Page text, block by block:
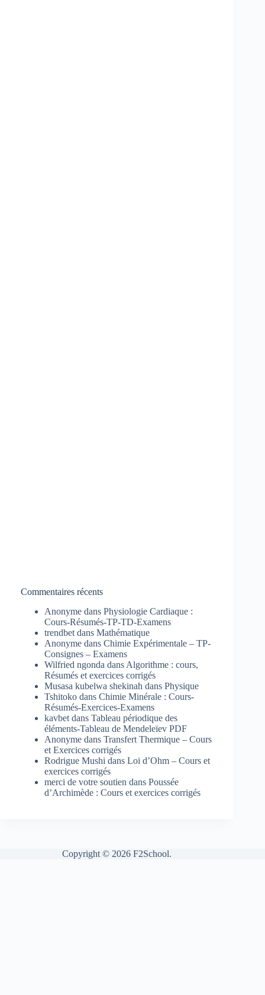
Commentaires récents
Anonyme dans Physiologie Cardiaque :
Cours-Résumés-TP-TD-Examens
trendbet dans Mathématique
Anonyme dans Chimie Expérimentale – TP-
Consignes – Examens
Wilfried ngonda dans Algorithme : cours,
Résumés et exercices corrigés
Musasa kubelwa shekinah dans Physique
Tshitoko dans Chimie Minérale : Cours-
Résumés-Exercices-Examens
kavbet dans Tableau périodique des
éléments-Tableau de Mendeleïev PDF
Anonyme dans Transfert Thermique – Cours
et Exercices corrigés
Rodrigue Mushi dans Loi d’Ohm – Cours et
exercices corrigés
merci de votre soutien dans Poussée
d’Archimède : Cours et exercices corrigés
Copyright © 2026 F2School.